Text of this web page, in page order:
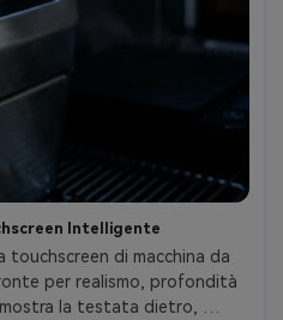
Intelligente
touchscreen di macchina da
per realismo, profondità
la testata dietro,